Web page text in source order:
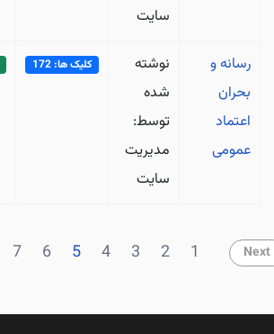
سایت
رسانه و
بحران
اعتماد
عمومی
نوشته
شده
توسط:
مدیریت
سایت
کلیک ها: 172
Next
1
2
3
4
5
6
7